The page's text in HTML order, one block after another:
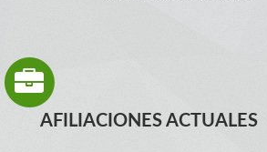
AFILIACIONES ACTUALES